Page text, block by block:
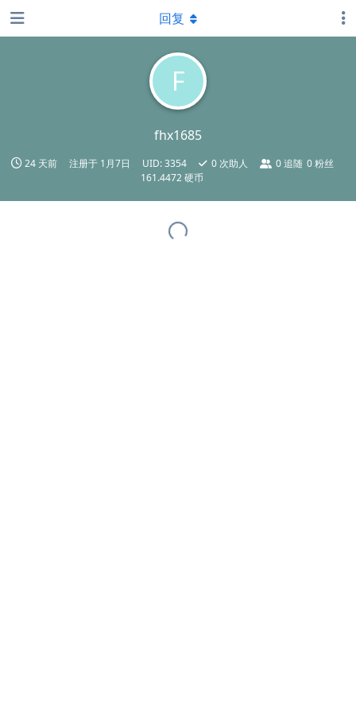
F
fhx1685
24 天前 注册于 1月7日 UID:3354 0次助人 0 追随 0 粉丝
161.4472 硬币
回复